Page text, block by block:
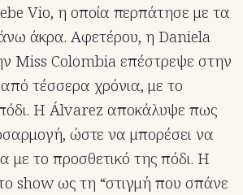
Vio, η οποία περπάτησε με τα
άκρα. Αφετέρου, η Daniela
Miss Colombia επέστρεψε στην
τέσσερα χρόνια, με το
Η Álvarez αποκάλυψε πως
ώστε να μπορέσει να
με το προσθετικό της πόδι. Η
show ως τη “στιγμή που σπάνε